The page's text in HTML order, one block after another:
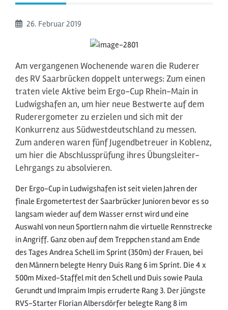
Beginn:
26. Februar2019
Am vergangenen Wochenende waren die Ruderer
des RV Saarbrücken doppelt unterwegs: Zum einen
traten viele Aktive beim Ergo-Cup Rhein-Main in
Ludwigshafen an, um hier neue Bestwerte auf dem
Ruderergometer zu erzielen und sich mit der
Konkurrenz aus Südwestdeutschland zu messen.
Zum anderen waren fünf Jugendbetreuer in Koblenz,
um hier die Abschlussprüfung ihres Übungsleiter-
Lehrgangs zu absolvieren.
Der Ergo-Cup in Ludwigshafen ist seit vielen Jahren der
finale Ergometertest der Saarbrücker Junioren bevor es so
langsam wieder auf dem Wasser ernst wird und eine
Auswahl von neun Sportlern nahm die virtuelle Rennstrecke
in Angriff. Ganz oben auf dem Treppchen stand am Ende
des Tages Andrea Schell im Sprint (350m) der Frauen, bei
den Männern belegte Henry Duis Rang 6 im Sprint. Die 4 x
500m Mixed-Staffel mit den Schell und Duis sowie Paula
Gerundt und Impraim Impis erruderte Rang 3. Der jüngste
RVS-Starter Florian Albersdörfer belegte Rang 8 im